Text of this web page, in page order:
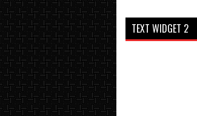
TEXT WIDGET 2